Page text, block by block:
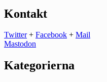
Kontakt
Twitter+ Facebook + Mail
Mastodon
Kategorierna